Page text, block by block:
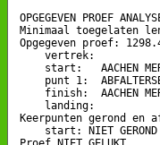
OPGEGEVEN PROEF
Minimaal toegelaten
Opgegeven proef:
vertrek:
start:   AACHEN
punt 1:
finish:  AACHEN
landing:
Keerpunten gerond en
    start: NIET GEROND